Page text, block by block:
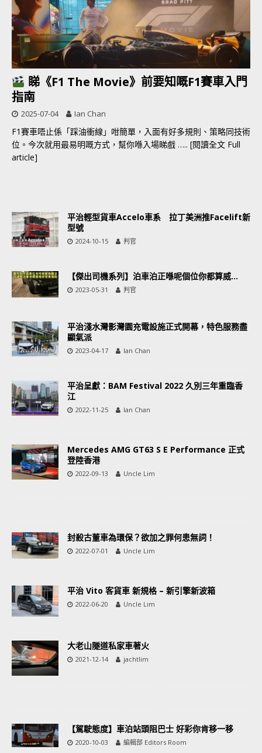
睇《F1 The Movie》前要知嘅F1賽車入門
指南
2025-07-04 Ian Chan
F1賽車唔止係「踩油衝線」咁簡單，入面有好多規則、策略同技術
位。今次就用最易明嘅方式，幫你喺入場睇戲 ….. [閱讀全文 Full
article]
平治輕型貨車Accelo車系 拉丁美洲推Facelift新
型號
2024-10-15 判官
【傑出司機系列】泊車泊正喺呢個位你都算威…
2023-05-31 判官
平治淺水灣影灣園充電設施正式開幕，特色服務盡
顯氣派
2023-04-17 Ian Chan
平治呈獻：BAM Festival 2022 久別三年重臨香
江
2022-11-25 Ian Chan
Mercedes AMG GT63 S E Performance 正式
登陸香港
2022-09-13 Uncle Lim
封殺古董車為環保？欲加之罪何患無詞！
2022-07-01 Uncle Lim
平治 Vito 客貨車 新規格 – 新引擎新波箱
2022-06-20 Uncle Lim
大老山隧道私家車著火
2021-12-14 jachtlim
【駕駛態度】車泊站頭阻巴士 好彩你肯移一移
2020-10-03 編輯部 Editors Room